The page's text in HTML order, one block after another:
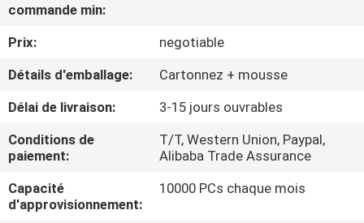
NOUS
VISITE
D'USINE
CONTRÔLE
DE
QUALITÉ
commande min:
Prix:
negotiable
Détails d'emballage:
Cartonnez + mousse
Délai de livraison:
3-15 jours ouvrables
Conditions de
paiement:
T/T, Western Union, Paypal,
Alibaba Trade Assurance
Capacité
d'approvisionnement:
10000 PCs chaque mois